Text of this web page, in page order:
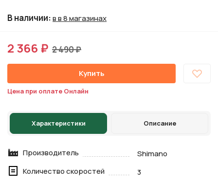
В наличии:в в 8 магазинах
2 366 ₽ 2 490 ₽
Купить
Цена при оплате Онлайн
Характеристики Описание
Производитель
Shimano
Количество скоростей
3